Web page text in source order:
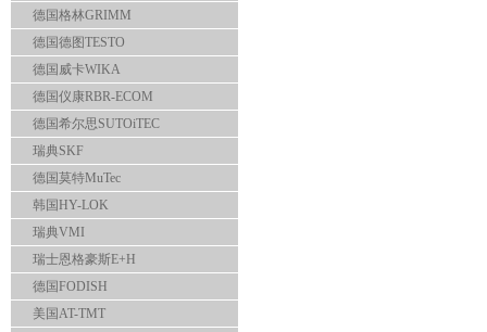
德国格林GRIMM
德国德图TESTO
德国威卡WIKA
德国仪康RBR-ECOM
德国希尔思SUTOiTEC
瑞典SKF
德国莫特MuTec
韩国HY-LOK
瑞典VMI
瑞士恩格豪斯E+H
德国FODISH
美国AT-TMT